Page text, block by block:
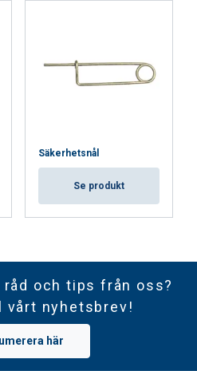
Säkerhetsnål
Se produkt
råd och tips från oss?
vårt nyhetsbrev!
här